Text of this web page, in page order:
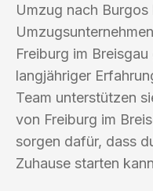
Umzug nach
Freiburg im
langjähriger
Team unterstützen
von Freiburg im
sorgen dafür, dass
Zuhause starten